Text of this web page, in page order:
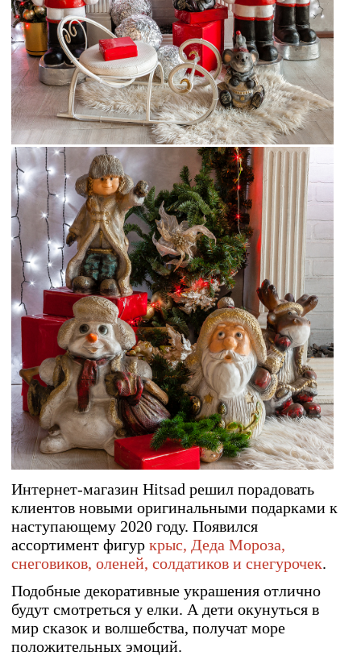
Интернет-магазинHitsad решил порадовать
клиентов новыми оригинальными подарками к
наступающему 2020 году. Появился
ассортимент фигуркрыс, Деда Мороза,
снеговиков, оленей, солдатиков и снегурочек.
Подобные декоративные украшения отлично
будут смотреться у елки. А дети окунуться в
мир сказок и волшебства, получат море
положительных эмоций.